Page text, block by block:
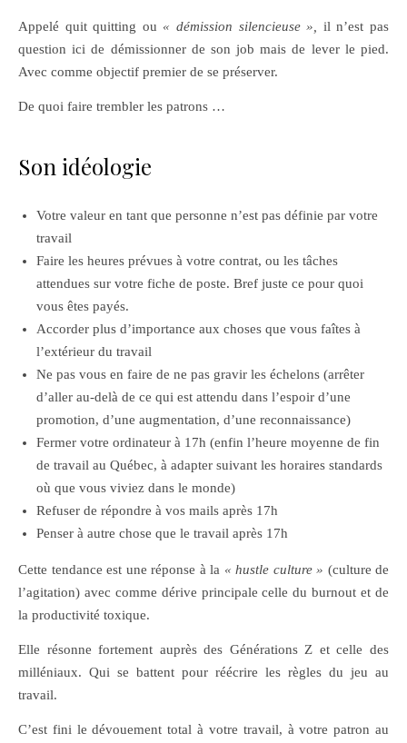
Appelé quit quitting ou « démission silencieuse »,
il n’est pas
question ici de démissionner de son job mais de lever le pied.
Avec comme objectif premier de se préserver.
De quoi faire trembler les patrons …
Son idéologie
Votre valeur en tant que personne n’est pas définie par votre
travail
Faire les heures prévues à votre contrat, ou les tâches
attendues sur votre fiche de poste. Bref juste ce pour quoi
vous êtes payés.
Accorder plus d’importance aux choses que vous faîtes à
l’extérieur du travail
Ne pas vous en faire de ne pas gravir les échelons (arrêter
d’aller au-delà de ce qui est attendu dans l’espoir d’une
promotion, d’une augmentation, d’une reconnaissance)
Fermer votre ordinateur à 17h (enfin l’heure moyenne de fin
de travail au Québec, à adapter suivant les horaires standards
où que vous viviez dans le monde)
Refuser de répondre à vos mails après 17h
Penser à autre chose que le travail après 17h
Cette tendance est une réponse à la « hustle culture » (culture de
l’agitation) avec comme dérive principale celle du burnout et de
la productivité toxique.
Elle résonne fortement auprès des Générations Z et celle des
milléniaux. Qui se battent pour réécrire les règles du jeu au
travail.
C’est fini le dévouement total à votre travail, à votre patron au